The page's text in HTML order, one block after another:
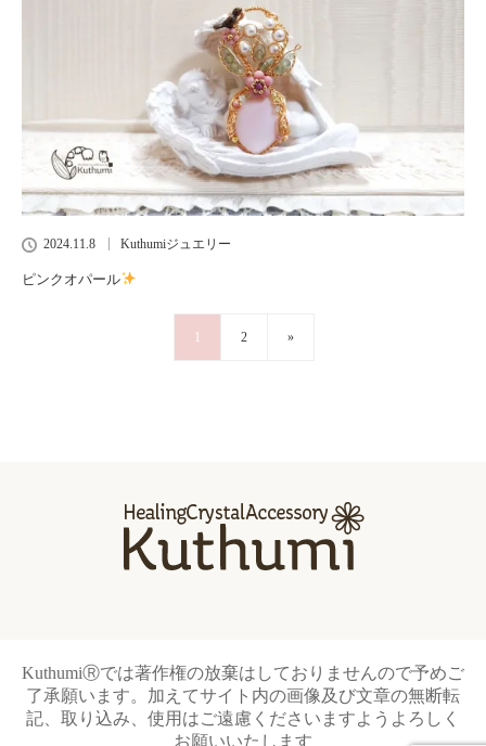
2024.11.8 Kuthumiジュエリー
ピンクオパール
1 2 »
KuthumiⓇでは著作権の放棄はしておりませんので予めご
了承願います。加えてサイト内の画像及び文章の無断転
記、取り込み、使用はご遠慮くださいますようよろしく
お願いいたします